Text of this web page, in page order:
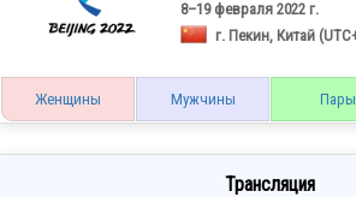
8–19 февраля 2022 г.
г. Пекин, Китай
Женщины Мужчины Пары
Трансляция